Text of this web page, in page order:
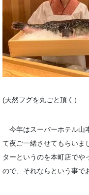
(天然フグを丸ごと頂く）
今年はスーパーホテル山
て夜ご一緒させてもらいま
ターというのを本町店でや
ので、それならという事で